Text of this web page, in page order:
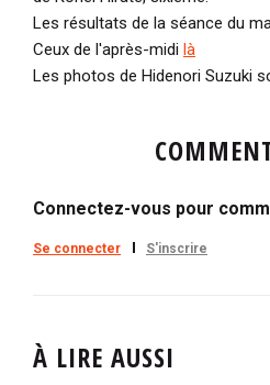
Les résultats de la séance du
Ceux de l'après-midi là
Les photos de Hidenori Suzuki
Connectez-vous pour
Se connecter S'inscrire
À LIRE AUSSI